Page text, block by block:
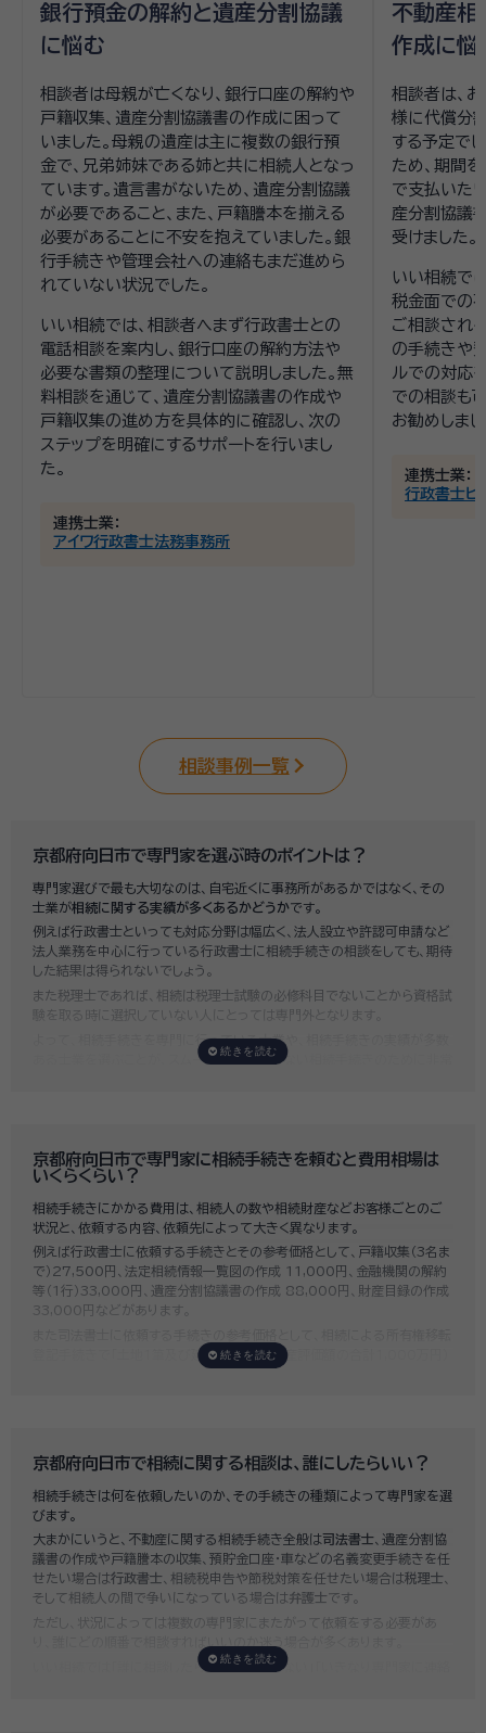
銀行預金の解約と遺産分割協議
に悩む
相談者は母親が亡くなり、銀行口座の解約や
戸籍収集、遺産分割協議書の作成に困って
いました。母親の遺産は主に複数の銀行預
金で、兄弟姉妹である姉と共に相続人となっ
ています。遺言書がないため、遺産分割協議
が必要であること、また、戸籍謄本を揃える
必要があることに不安を抱えていました。銀
行手続きや管理会社への連絡もまだ進めら
れていない状況でした。
いい相続では、相談者へまず行政書士との
電話相談を案内し、銀行口座の解約方法や
必要な書類の整理について説明しました。無
料相談を通じて、遺産分割協議書の作成や
戸籍収集の進め方を具体的に確認し、次の
ステップを明確にするサポートを行いまし
た。
連携士業：
アイワ行政書士法務事務所
不動産相
作成に悩
相談者は、
様に代償分
する予定で
ため、期間
で支払いた
産分割協議
受けました。
いい相続で
税金面での
ご相談され
の手続きや
ルでの対応
での相談も
お勧めしまし
連携士業：
行政書士ヒ
相談事例一覧
京都府向日市で専門家を選ぶ時のポイントは？
専門家選びで最も大切なのは、自宅近くに事務所があるかではなく、その
士業が相続に関する実績が多くあるかどうかです。
例えば行政書士といっても対応分野は幅広く、法人設立や許認可申請など
法人業務を中心に行っている行政書士に相続手続きの相談をしても、期待
した結果は得られないでしょう。
また税理士であれば、相続は税理士試験の必修科目でないことから資格試
験を取る時に選択していない人にとっては専門外となります。
よって、相続手続きを専門に行っている士業や、相続手続きの実績が多数
ある士業を選ぶことが、スムーズで間違いのない相続手続きのために非常
京都府向日市で専門家に相続手続きを頼むと費用相場は
いくらくらい？
相続手続きにかかる費用は、相続人の数や相続財産などお客様ごとのご
状況と、依頼する内容、依頼先によって大きく異なります。
例えば行政書士に依頼する手続きとその参考価格として、戸籍収集（3名ま
で）27,500円、法定相続情報一覧図の作成 11,000円、金融機関の解約
等（1行）33,000円、遺産分割協議書の作成 88,000円、財産目録の作成
33,000円などがあります。
登記手続きで「土地1筆及び建物1棟（固定資産評価額の合計1,000万円）
せると100万円近くかそれ以上費用がかかってしまう場合もあるなど、非
いい相続では、お客様ごとに必要な相続手続きを明らかにし、無料で見積
もり をお出ししております。予算に合わせてご自身で対応できないものの
み依頼することも可能ですので、まずはお気軽にご相談ください。
京都府向日市で相続に関する相談は、誰にしたらいい？
相続手続きは何を依頼したいのか、その手続きの種類によって専門家を選
びます。
大まかにいうと、不動産に関する相続手続き全般は司法書士 、遺産分割協
議書の作成や戸籍謄本の収集、預貯金口座・車などの名義変更手続きを任
せたい場合は行政書士 、相続税申告や節税対策を任せたい場合は税理士
そして相続人の間で争いになっている場合は弁護士です。
ただし、状況によっては複数の専門家にまたがって依頼をする必要があ
いい相続では「誰に相談したらいいかわからない」「いきなり専門家に連絡